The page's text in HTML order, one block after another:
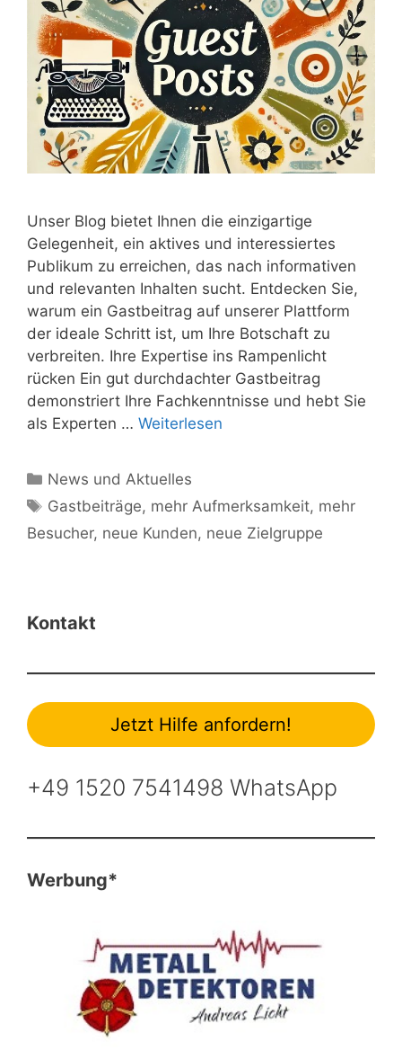
Unser Blog bietet Ihnen die einzigartige
Gelegenheit, ein aktives und interessiertes
Publikum zu erreichen, das nach informativen
und relevanten Inhalten sucht. Entdecken Sie,
warum ein Gastbeitrag auf unserer Plattform
der ideale Schritt ist, um Ihre Botschaft zu
verbreiten. Ihre Expertise ins Rampenlicht
rücken Ein gut durchdachter Gastbeitrag
demonstriert Ihre Fachkenntnisse und hebt Sie
als Experten … Weiterlesen
Kategorien
News und Aktuelles
Schlagwörter
Gastbeiträge, mehr Aufmerksamkeit, mehr
Besucher, neue Kunden, neue Zielgruppe
Kontakt
Jetzt Hilfe anfordern!
+49 1520 7541498 WhatsApp
Werbung*